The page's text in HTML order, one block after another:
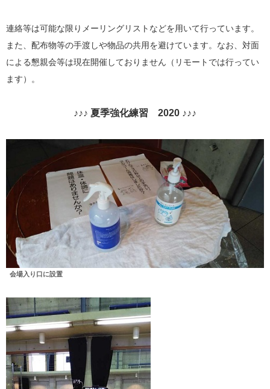
連絡等は可能な限りメーリングリストなどを用いて行っています。
また、配布物等の手渡しや物品の共用を避けています。なお、対面
による懇親会等は現在開催しておりません（リモートでは行ってい
ます）。
♪♪♪ 夏季強化練習 2020 ♪♪♪
会場入り口に設置